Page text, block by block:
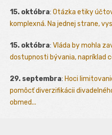
15. októbra: Otázka etiky
komplexná. Na jednej strane,
15. októbra: Vláda by mohla
dostupnosti bývania, napríklad
29. septembra: Hoci
pomôcť diverzifikácii
obmed...